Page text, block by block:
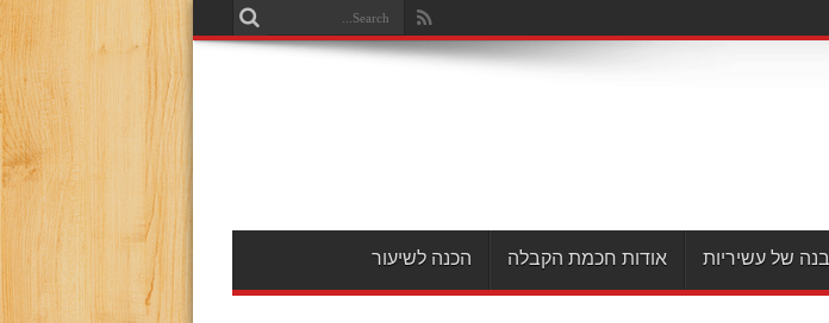
של עשיריות אודות חכמת הקבלה הכנה לשיעור